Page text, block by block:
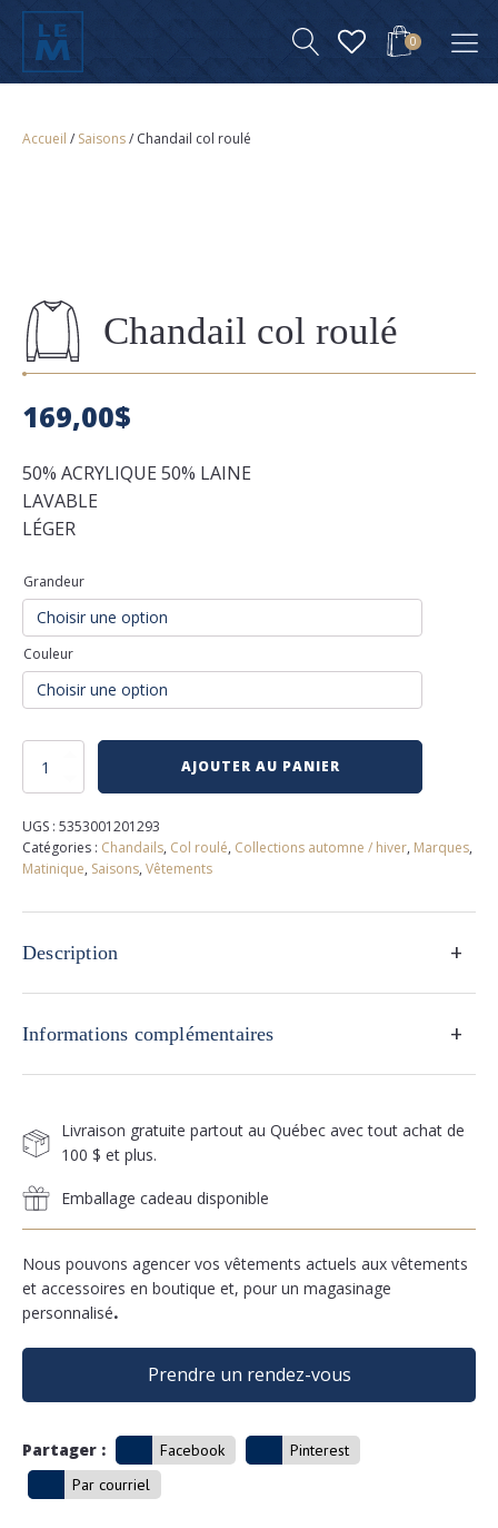
0
Accueil / Saisons/ Chandail col roulé
Chandail col roulé
169,00$
50% ACRYLIQUE 50% LAINE
LAVABLE
LÉGER
Grandeur
Couleur
quantité
col
roulé
AJOUTER AU PANIER
UGS : 5353001201293
Catégories : Chandails, Col roulé, Collections automne / hiver, Marques,
Matinique, Saisons, Vêtements
Description +
Informations complémentaires +
Livraison gratuite partout au Québec avec tout achat de
100 $ et plus.
Emballage cadeau disponible
Nous pouvons agencer vos vêtements actuels aux vêtements
et accessoires en boutique et, pour un magasinage
personnalisé.
Prendre un rendez-vous
Partager : Facebook
Pinterest
Par courriel